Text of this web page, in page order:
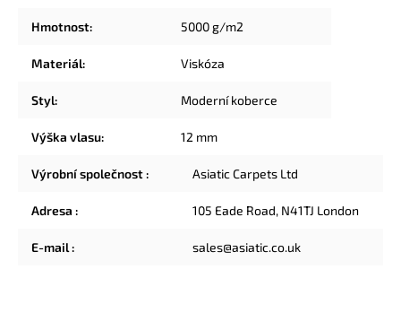
Hmotnost: 5000 g/m2
Materiál: Viskóza
Styl: Moderní koberce
Výška vlasu: 12 mm
Výrobní společnost: Asiatic Carpets Ltd
Adresa : 105 Eade Road, N41TJ London
E-mail: sales@asiatic.co.uk